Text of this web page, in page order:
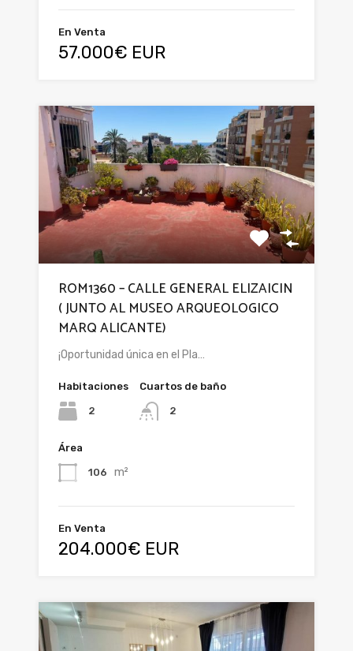
En Venta
57.000€ EUR
ROM1360 – CALLE GENERAL ELIZAICIN
( JUNTO AL MUSEO ARQUEOLOGICO
MARQ ALICANTE)
¡Oportunidad única en el Pla…
Habitaciones
2
Cuartos de baño
2
Área
106 m²
En Venta
204.000€ EUR